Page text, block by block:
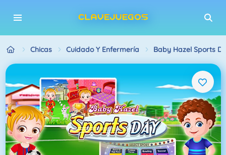
Chicas Cuidado Y Enfermería Baby Hazel Sports